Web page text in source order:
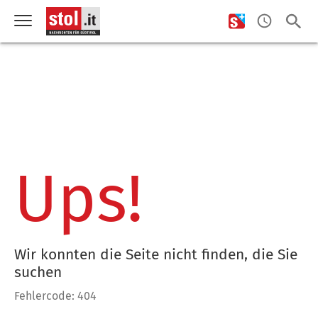
Ups!
Wir konnten die Seite nicht finden, die Sie
suchen
Fehlercode: 404